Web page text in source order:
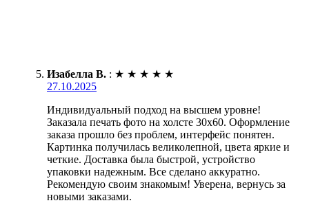
Изабелла В. : ★ ★ ★ ★ ★
27.10.2025
Индивидуальный подход на высшем уровне!
Заказала печать фото на холсте 30х60. Оформление
заказа прошло без проблем, интерфейс понятен.
Картинка получилась великолепной, цвета яркие и
четкие. Доставка была быстрой, устройство
упаковки надежным. Все сделано аккуратно.
Рекомендую своим знакомым! Уверена, вернусь за
новыми заказами.